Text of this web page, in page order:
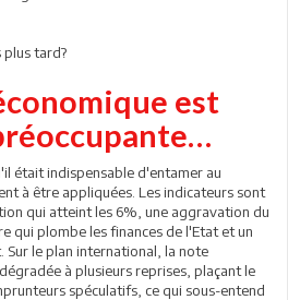
plus tard?
est
était indispensable d'entamer au
à être appliquées. Les indicateurs sont
qui atteint les 6%, une aggravation du
qui plombe les finances de l'Etat et un
Sur le plan international, la note
à plusieurs reprises, plaçant le
spéculatifs, ce qui sous-entend